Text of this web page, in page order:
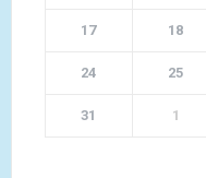
17 18
24 25
31 1